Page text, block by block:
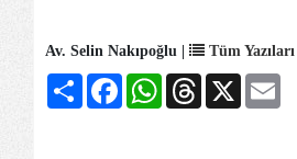
Av. Selin Nakıpoğlu | Tüm Yazıları
Share FacebookWhatsAppThreads
X